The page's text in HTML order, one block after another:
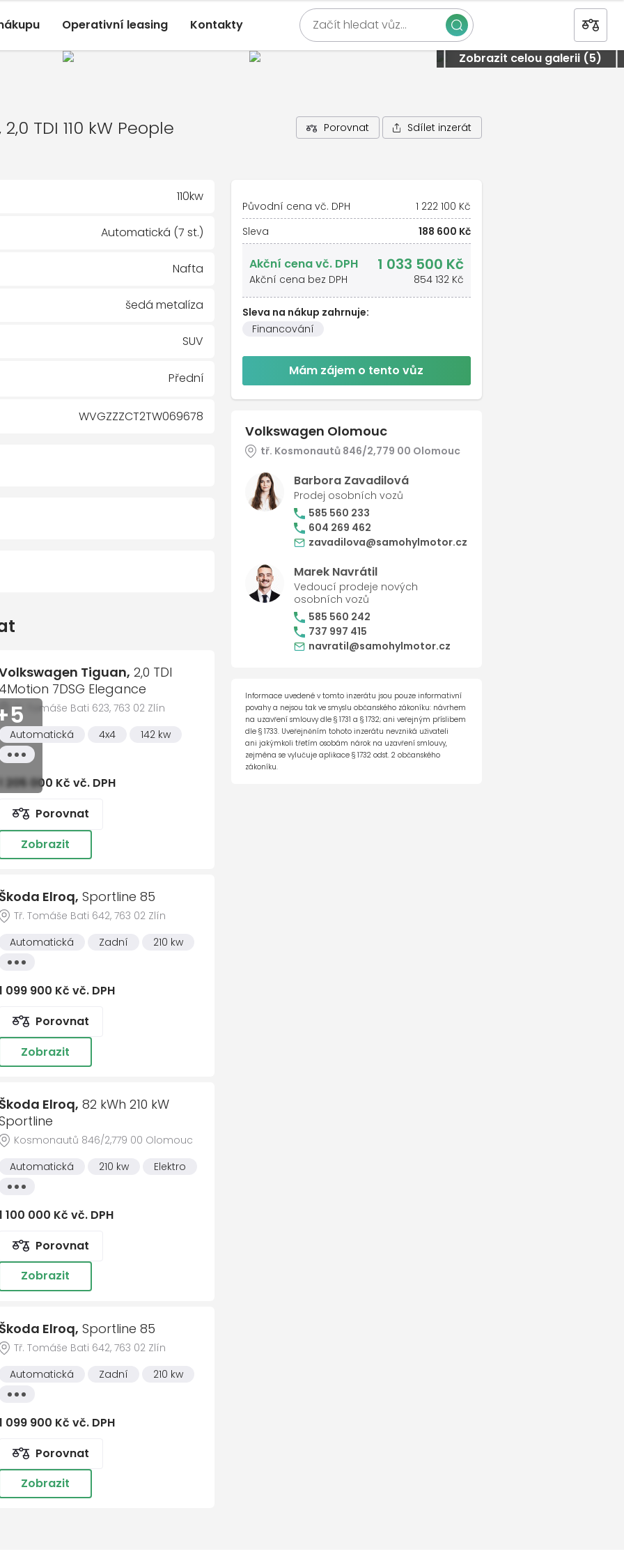
Operativní leasing Kontakty Začít hledat vůz…
Zobrazit celou galerii (5)
2,0 TDI 110 kW People Porovnat Sdílet inzerát
110kw
Automatická (7 st.)
Nafta
šedá metalíza
SUV
Přední
WVGZZZCT2TW069678
000 km
Life
světel
počítače
Tiguan, 2,0 TDI
4Motion 7DSG Elegance
Tř. Tomáše Bati 623, 763 02 Zlín
Automatická
4x4
142 kw
Všechny
vlastnosti
1 205 000 Kč vč. DPH
Porovnat
Zobrazit
Škoda Elroq, Sportline 85
Tř. Tomáše Bati 642, 763 02 Zlín
Automatická
Zadní
210 kw
Všechny
099 900 Kč vč. DPH
Porovnat
Zobrazit
Škoda Elroq, 82 kWh 210 kW
Kosmonautů 846/2,779 00 Olomouc
Automatická
210 kw
Elektro
Všechny
100 000 Kč vč. DPH
Porovnat
Zobrazit
Škoda Elroq, Sportline 85
Tř. Tomáše Bati 642, 763 02 Zlín
Automatická
Zadní
210 kw
Všechny
099 900 Kč vč. DPH
Porovnat
Zobrazit
Původní cena vč. DPH
1 222 100 Kč
Sleva
188 600 Kč
Akční cena vč. DPH 1 033 500 Kč
Akční cena bez DPH 854 132 Kč
Sleva na nákup zahrnuje:
Financování
Mám zájem o tento vůz
Volkswagen Olomouc
tř. Kosmonautů 846/2,779 00 Olomouc
Barbora Zavadilová
Prodej osobních vozů
585 560 233
604 269 462
zavadilova@samohylmotor.cz
Marek Navrátil
Vedoucí prodeje nových
osobních vozů
585 560 242
737 997 415
navratil@samohylmotor.cz
Informace uvedené v tomto inzerátu jsou pouze informativní
povahy a nejsou tak ve smyslu občanského zákoníku: návrhem
na uzavření smlouvy dle § 1731 a § 1732; ani veřejným příslibem
dle § 1733. Uveřejněním tohoto inzerátu nevzniká uživateli
ani jakýmkoli třetím osobám nárok na uzavření smlouvy,
zejména se vylučuje aplikace § 1732 odst. 2 občanského
zákoníku.
Přední
Celá galerie vozu
kW People
*
adresa *
se zpracovánímosobních údajů
zprávu